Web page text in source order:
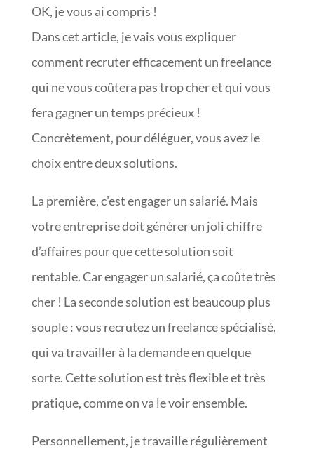
OK, je vous ai compris !
Dans cet article, je vais vous expliquer
comment recruter efficacement un freelance
qui ne vous coûtera pas trop cher et qui vous
fera gagner un temps précieux !
Concrètement, pour déléguer, vous avez le
choix entre deux solutions.
La première, c’est engager un salarié. Mais
votre entreprise doit générer un joli chiffre
d’affaires pour que cette solution soit
rentable. Car engager un salarié, ça coûte très
cher ! La seconde solution est beaucoup plus
souple : vous recrutez un freelance spécialisé,
qui va travailler à la demande en quelque
sorte. Cette solution est très flexible et très
pratique, comme on va le voir ensemble.
Personnellement, je travaille régulièrement